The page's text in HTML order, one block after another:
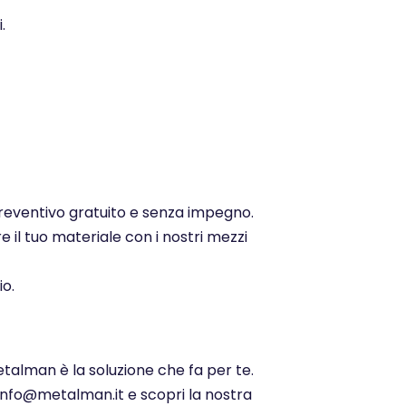
gratuito e senza impegno.
il tuo materiale con i nostri mezzi
è la soluzione che fa per te.
e scopri la nostra